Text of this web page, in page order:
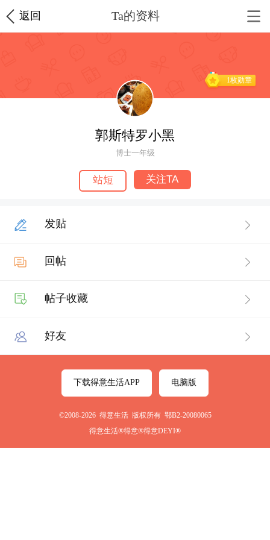
返回 Ta的资料
1枚勋章
郭斯特罗小黑
博士一年级
站短 关注TA
发贴
回帖
帖子收藏
好友
下载得意生活APP 电脑版
©2008-2026 得意生活 版权所有 鄂B2-20080065
得意生活®得意®得意DEYI®